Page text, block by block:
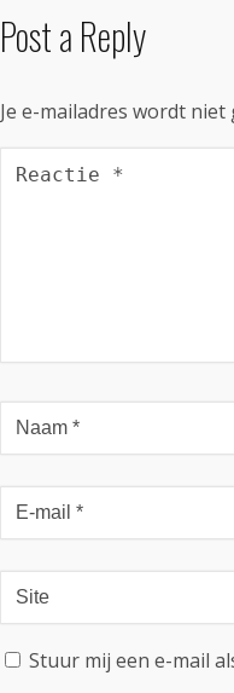
Post a Reply
Je e-mailadres wordt niet
Stuur mij een e-mail